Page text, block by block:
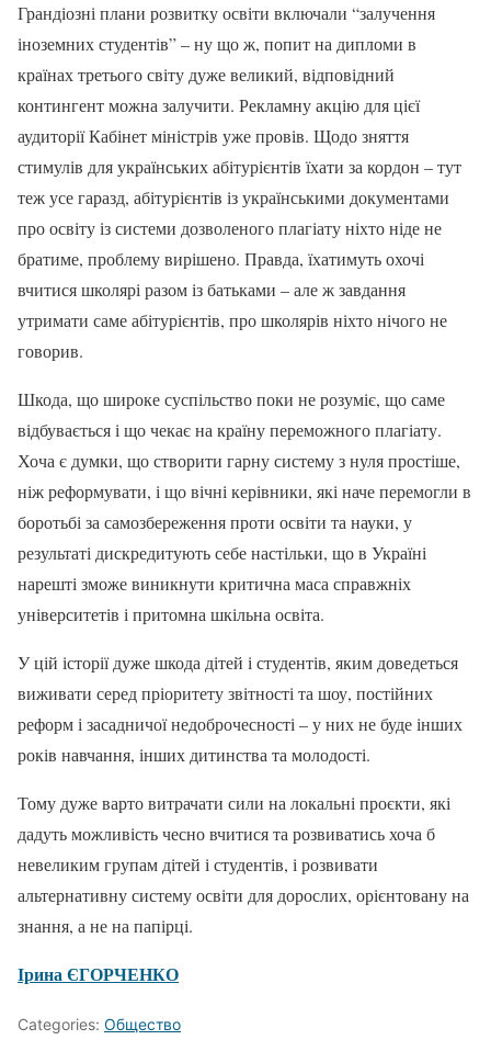
Грандіозні плани розвитку освіти включали “залучення
іноземних студентів” – ну що ж, попит на дипломи в
країнах третього світу дуже великий, відповідний
контингент можна залучити. Рекламну акцію для цієї
аудиторії Кабінет міністрів уже провів. Щодо зняття
стимулів для українських абітурієнтів їхати за кордон – тут
теж усе гаразд, абітурієнтів із українськими документами
про освіту із системи дозволеного плагіату ніхто ніде не
братиме, проблему вирішено. Правда, їхатимуть охочі
вчитися школярі разом із батьками – але ж завдання
утримати саме абітурієнтів, про школярів ніхто нічого не
говорив.
Шкода, що широке суспільство поки не розуміє, що саме
відбувається і що чекає на країну переможного плагіату.
Хоча є думки, що створити гарну систему з нуля простіше,
ніж реформувати, і що вічні керівники, які наче перемогли в
боротьбі за самозбереження проти освіти та науки, у
результаті дискредитують себе настільки, що в Україні
нарешті зможе виникнути критична маса справжніх
університетів і притомна шкільна освіта.
У цій історії дуже шкода дітей і студентів, яким доведеться
виживати серед пріоритету звітності та шоу, постійних
реформ і засадничої недоброчесності – у них не буде інших
років навчання, інших дитинства та молодості.
Тому дуже варто витрачати сили на локальні проєкти, які
дадуть можливість чесно вчитися та розвиватись хоча б
невеликим групам дітей і студентів, і розвивати
альтернативну систему освіти для дорослих, орієнтовану на
знання, а не на папірці.
Ірина ЄГОРЧЕНКО
Categories: Общество